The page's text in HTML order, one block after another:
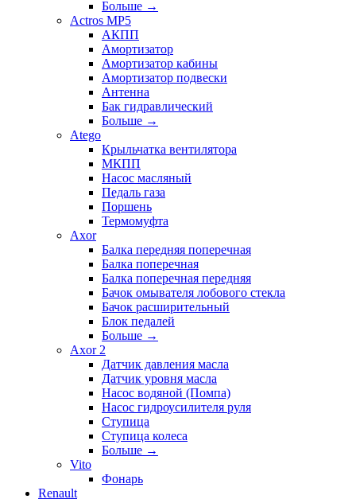
Больше →
Actros MP5
АКПП
Амортизатор
Амортизатор кабины
Амортизатор подвески
Антенна
Бак гидравлический
Больше →
Atego
Крыльчатка вентилятора
МКПП
Насос масляный
Педаль газа
Поршень
Термомуфта
Axor
Балка передняя поперечная
Балка поперечная
Балка поперечная передняя
Бачок омывателя лобового стекла
Бачок расширительный
Блок педалей
Больше →
Axor 2
Датчик давления масла
Датчик уровня масла
Насос водяной (Помпа)
Насос гидроусилителя руля
Ступица
Ступица колеса
Больше →
Vito
Фонарь
Renault